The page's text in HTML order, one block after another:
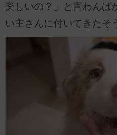
楽しいの？」と言わんば
い主さんに付いてきたそ